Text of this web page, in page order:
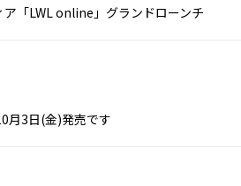
「LWL online」グランドローンチ
月3日(金)発売です